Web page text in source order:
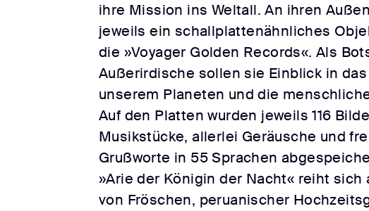
ihre Mission ins Weltall. An ihren
jeweils ein schallplattenähnliches
die »Voyager Golden Records«. Als
Außerirdische sollen sie Einblick in
unserem Planeten und die
Auf den Platten wurden jeweils 116
Musikstücke, allerlei Geräusche und
Grußworte in 55 Sprachen
»Arie der Königin der Nacht« reiht sich
von Fröschen, peruanischer